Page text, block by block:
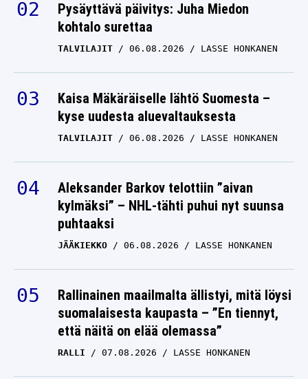
Pysäyttävä päivitys: Juha Miedon
kohtalo surettaa
TALVILAJIT 06.08.2026 LASSE HONKANEN
Kaisa Mäkäräiselle lähtö Suomesta –
kyse uudesta aluevaltauksesta
TALVILAJIT 06.08.2026 LASSE HONKANEN
Aleksander Barkov telottiin ”aivan
kylmäksi” – NHL-tähti puhui nyt suunsa
puhtaaksi
JÄÄKIEKKO 06.08.2026 LASSE HONKANEN
Rallinainen maailmalta ällistyi, mitä löysi
suomalaisesta kaupasta – ”En tiennyt,
että näitä on elää olemassa”
RALLI 07.08.2026 LASSE HONKANEN